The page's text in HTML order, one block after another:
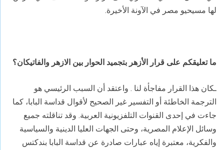
لها مسيحيو مصر في الآونة الأخيرة.
ما تعليقكم على قرار الأزهر بتجميد الحوار بين الازهر والفاتيكان؟
ـكان هذا القرار مفاجأة لنا . واعتقد أن السبب الرئيسي هو
الترجمة الخاطئة أو التفسير غير الصحيح لأقوال قداسة البابا، كما
جاءت في إحدى القنوات التلفزيونية العربية. وقد تناقلته جميع
وسائل الإعلام المصرية، وحتى الجهات العليا الدينية والسياسية
والفكرية، معتبرة إياه عبارات صادرة عن قداسة البابا بندكتس